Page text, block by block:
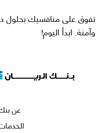
تفوق على منافسيك بحلول
وآمنة. ابدأ اليوم!
عن